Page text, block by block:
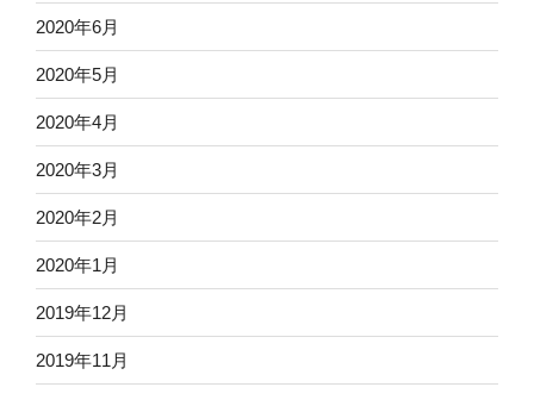
2020年6月
2020年5月
2020年4月
2020年3月
2020年2月
2020年1月
2019年12月
2019年11月